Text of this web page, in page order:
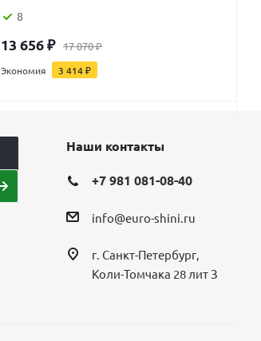
8
13 656₽ 17 070₽
Экономия 3 414₽
Наши контакты
+7 981 081-08-40
info@euro-shini.ru
г. Санкт-Петербург,
Коли-Томчака 28 лит З